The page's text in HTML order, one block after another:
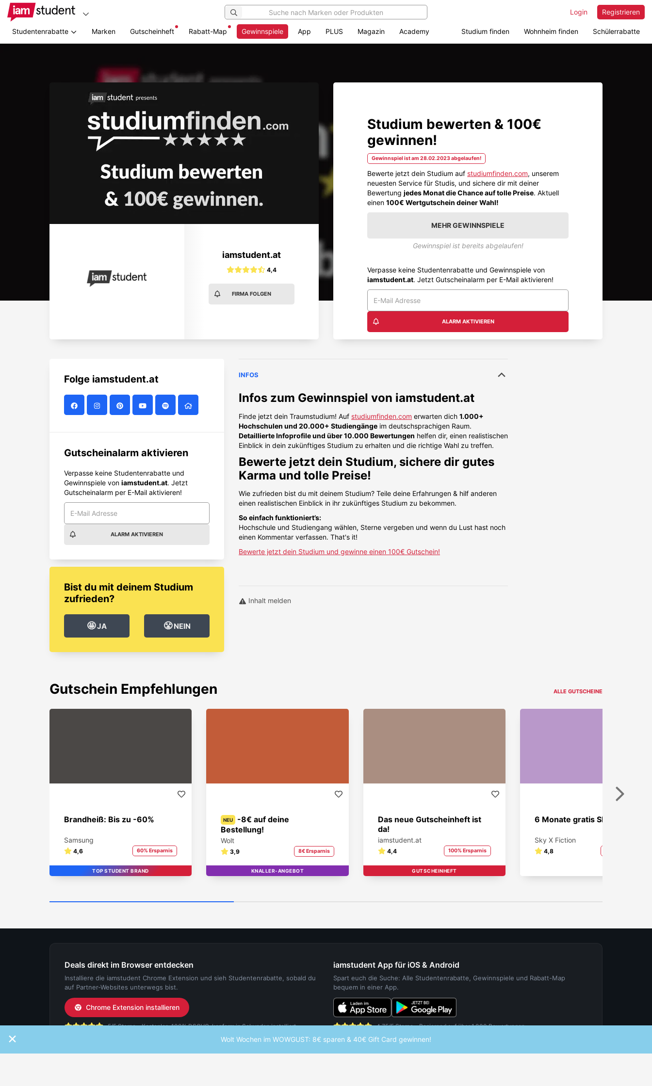
× Wolt Wochen im WOWGUST: 8€ sparen & 40€ Gift Card gewinnen!
Registrieren
Login
Studentenrabatte Marken Gutscheinheft Rabatt-Map Gewinnspiele App PLUS Magazin Academy Studium finden Wohnheim finden Schülerrabatte
iamstudent.at
4,4
FIRMA FOLGEN
Studium bewerten & 100€
gewinnen!
Gewinnspiel ist am 28.02.2023 abgelaufen!
Bewerte jetzt dein Studium auf studiumfinden.com, unserem
neuesten Service für Studis, und sichere dir mit deiner
Bewertung jedes Monat die Chance auf tolle Preise. Aktuell
einen 100€ Wertgutschein deiner Wahl!
MEHR GEWINNSPIELE
Gewinnspiel ist bereits abgelaufen!
Verpasse keine Studentenrabatte und Gewinnspiele von
iamstudent.at. Jetzt Gutscheinalarm per E-Mail aktivieren!
ALARM AKTIVIEREN
INFOS
Infos zum Gewinnspiel von iamstudent.at
Finde jetzt dein Traumstudium! Auf studiumfinden.com erwarten dich 1.000+
Hochschulen und 20.000+ Studiengänge im deutschsprachigen Raum.
Detaillierte Infoprofile und über 10.000 Bewertungen helfen dir, einen realistischen
Einblick in dein zukünftiges Studium zu erhalten und die richtige Wahl zu treffen.
Bewerte jetzt dein Studium, sichere dir gutes
Karma und tolle Preise!
Wie zufrieden bist du mit deinem Studium? Teile deine Erfahrungen & hilf anderen
einen realistischen Einblick in ihr zukünftiges Studium zu bekommen.
So einfach funktioniert’s:
Hochschule und Studiengang wählen, Sterne vergeben und wenn du Lust hast noch
einen Kommentar verfassen. That's it!
Bewerte jetzt dein Studium und gewinne einen 100€ Gutschein!
Inhalt melden
Folge iamstudent.at
Gutscheinalarm aktivieren
Verpasse keine Studentenrabatte und
Gewinnspiele von iamstudent.at. Jetzt
Gutscheinalarm per E-Mail aktivieren!
ALARM AKTIVIEREN
Bist du mit deinem Studium
zufrieden?
🤩JA 😤NEIN
Gutschein Empfehlungen ALLE GUTSCHEINE
Brandheiß: Bis zu -60%
Samsung
4,6 60% Ersparnis
TOP STUDENT BRAND
NEU
-8€ auf deine
Bestellung!
Wolt
3,9 8€ Ersparnis
TOP
KNALLER-ANGEBOT
Das neue Gutscheinheft ist
da!
iamstudent.at
4,4 100% Ersparnis
GUTSCHEINHEFT
6 Monate gratis Sky X Fiction!
Sky X Fiction
4,8
Deals direkt im Browser entdecken
Installiere die iamstudent Chrome Extension und sieh Studentenrabatte, sobald du
auf Partner-Websites unterwegs bist.
Chrome Extension installieren
5/5 Sterne - Kostenlos, 100% DSGVO-konform in Sekunden installiert.
iamstudent App für iOS & Android
Spart euch die Suche: Alle Studentenrabatte, Gewinnspiele und Rabatt-Map
bequem in einer App.
4,75/5 Sterne - Basierend auf über 1.000 Bewertungen.